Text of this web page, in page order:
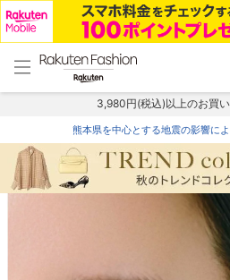
menu home
トップ
3,980円(税込)以上のお買
熊本県を中心とする地震の影響に